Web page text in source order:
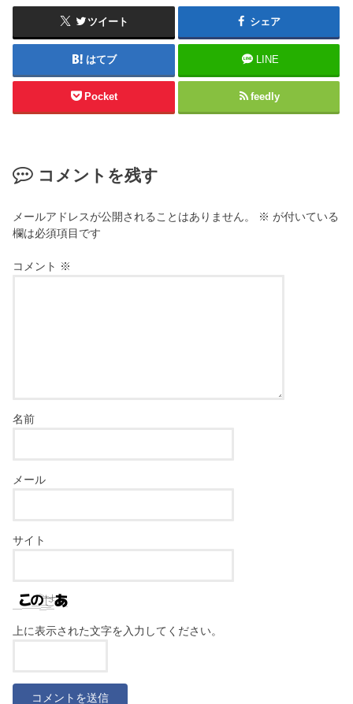
ツイート シェア
はてブ LINE
Pocket feedly
コメントを残す
メールアドレスが公開されることはありません。 ※ が付いている
欄は必須項目です
コメント ※
名前
メール
サイト
上に表示された文字を入力してください。